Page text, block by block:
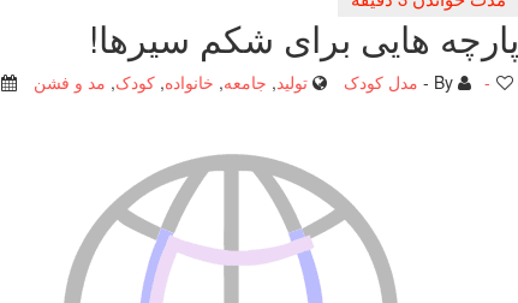
پارچه هایی برای شكم سیرها!
مدل کودک تولید, جامعه, خانواده, کودک, مد و فشن -